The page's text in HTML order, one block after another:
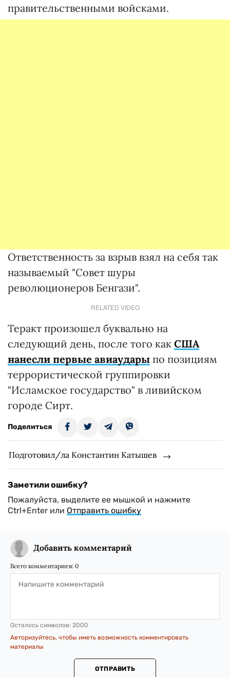
правительственными войсками.
Ответственность за взрыв взял на себя так
называемый "Совет шуры
революционеров Бенгази".
RELATED VIDEO
Теракт произошел буквально на
следующий день, после того как США
нанесли первые авиаудары по позициям
террористической группировки
"Исламское государство" в ливийском
городе Сирт.
Поделиться
Подготовил/ла Константин Катышев
Заметили ошибку?
Пожалуйста, выделите ее мышкой и нажмите
Ctrl+Enter или Отправить ошибку
Добавить комментарий
Всего комментариев: 0
Осталось символов: 2000
Авторизуйтесь, чтобы иметь возможность комментировать
материалы
ОТПРАВИТЬ